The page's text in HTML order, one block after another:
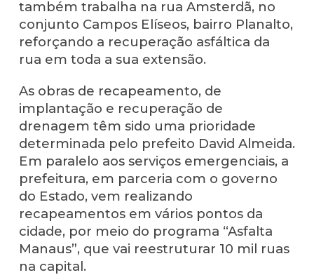
também trabalha na rua Amsterdã, no
conjunto Campos Elíseos, bairro Planalto,
reforçando a recuperação asfáltica da
rua em toda a sua extensão.
As obras de recapeamento, de
implantação e recuperação de
drenagem têm sido uma prioridade
determinada pelo prefeito David Almeida.
Em paralelo aos serviços emergenciais, a
prefeitura, em parceria com o governo
do Estado, vem realizando
recapeamentos em vários pontos da
cidade, por meio do programa “Asfalta
Manaus”, que vai reestruturar 10 mil ruas
na capital.